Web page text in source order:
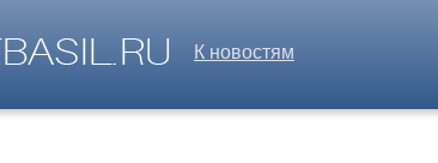
К новостям